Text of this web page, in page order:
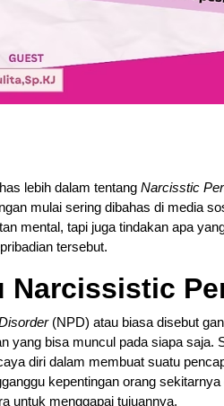
lebih dalam tentang Narcisstic
mulai sering dibahas di media
mental, tapi juga tindakan apa
tersebut.
Narcissistic
(NPD) atau biasa disebut
yang bisa muncul pada siapa saja.
diri dalam membuat suatu
kepentingan orang
untuk menggapai tujuannya.